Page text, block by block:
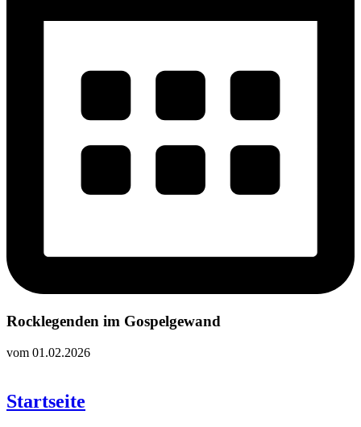
Rocklegenden im Gospelgewand
vom 01.02.2026
Startseite